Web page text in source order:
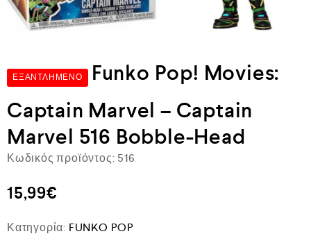
ΕΞΑΝΤΛΗΜΈΝΟ
Funko Pop! Movies:
Captain Marvel – Captain
Marvel 516 Bobble-Head
Κωδικός προϊόντος: 516
15,99€
Κατηγορία: FUNKO POP